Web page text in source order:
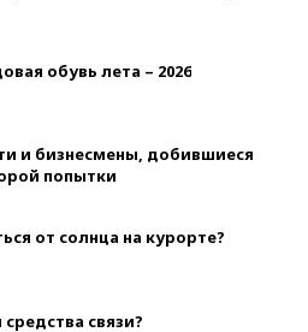
обувь лета – 2026
и бизнесмены, добившиеся
попытки
от солнца на курорте?
связи?